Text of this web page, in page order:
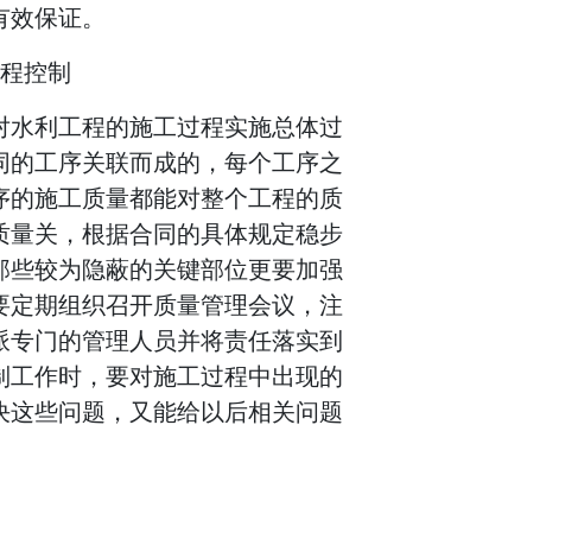
保证。
控制
利工程的施工过程实施总体过
工序关联而成的，每个工序之
施工质量都能对整个工程的质
关，根据合同的具体规定稳步
较为隐蔽的关键部位更要加强
期组织召开质量管理会议，注
门的管理人员并将责任落实到
作时，要对施工过程中出现的
些问题，又能给以后相关问题